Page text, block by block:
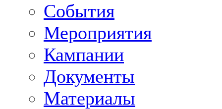
События
Мероприятия
Кампании
Документы
Материалы